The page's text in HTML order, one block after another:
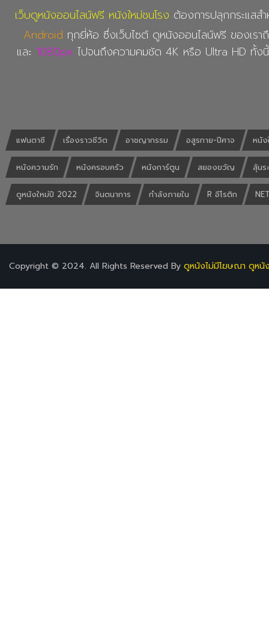
เว็บดูหนังออนไลน์ฟรี หนังใหม่ชนโรง ต้องการปลุกกระแสส
Android ทุกยี่ห้อ ซึ่งเว็บไซต์ ดูหนังออนไลน์ฟรี ของเรา
และ 1080pxไปจนถึงความคมชัด 4K หรือ Ultra HD ทั้งนี้
แฟนตาซี เรื่องราวชีวิต อาชญากรรม อสูรกาย-ปีศาจ หนั
หนังความรัก หนังครอบครัว หนังการ์ตูน สยองขวัญ ลุ้นร
ดูหนังใหม่ปี 2022 จินตนาการ กำลังภายใน R อีโรติก
Copyright © 2024. All Rights Reserved By ดูหนังไม่มีโฆษณา ดูหนั